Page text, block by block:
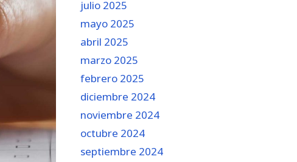
julio 2025
mayo 2025
abril 2025
marzo 2025
febrero 2025
diciembre 2024
noviembre 2024
octubre 2024
septiembre 2024